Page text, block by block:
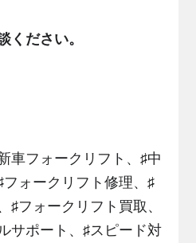
ください。
車フォークリフト、♯中
ォークリフト修理、♯
♯フォークリフト買取、
サポート、♯スピード対